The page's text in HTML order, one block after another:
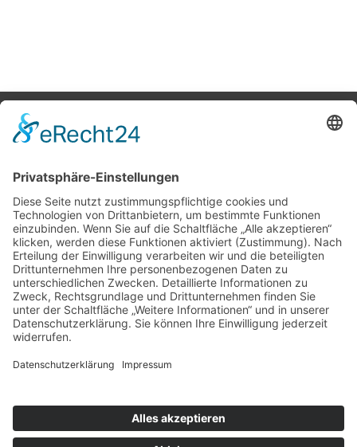
Potsdamer Yacht Club e. V.
14109 Berlin
Tel: +49 30 805 35 58
KONTAKT|IMPRESSUM|DATENSCHUTZ